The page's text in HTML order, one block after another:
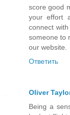
score good
your effort
connect
someone to
our website.
Ответить
Oliver
Being a